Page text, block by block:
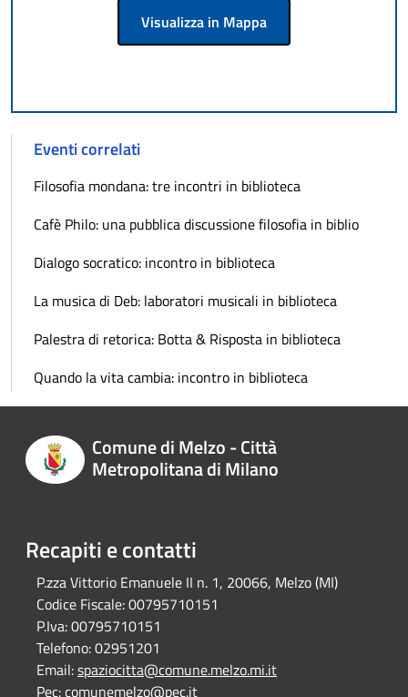
Visualizza in Mappa
Eventi correlati
Filosofia mondana: tre incontri in biblioteca
Cafè Philo: una pubblica discussione filosofia in biblio
Dialogo socratico: incontro in biblioteca
La musica di Deb: laboratori musicali in biblioteca
Palestra di retorica: Botta & Risposta in biblioteca
Quando la vita cambia: incontro in biblioteca
Comune di Melzo - Città
Metropolitana di Milano
Recapiti e contatti
P.zza Vittorio Emanuele II n. 1, 20066, Melzo (MI)
Codice Fiscale:00795710151
P.Iva:00795710151
Telefono:02951201
Email:spaziocitta@comune.melzo.mi.it
Pec:comunemelzo@pec.it